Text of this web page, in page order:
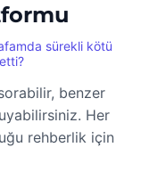
sürekli kötü
benzer
Her
rehberlik için